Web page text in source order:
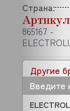
Другие
Страна:
865167 -